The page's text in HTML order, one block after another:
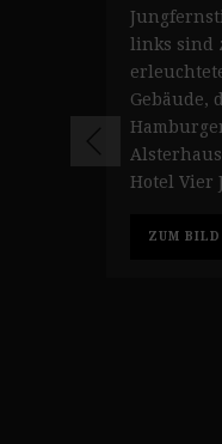
links sind
Gebäude,
Hotel Vier
ZUM BILD